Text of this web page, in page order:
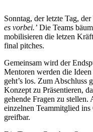
Sonntag, der letzte Tag,
es vorbei.’ Die Teams
mobilisieren die letzen
final pitches.
Gemeinsam wird der
Mentoren werden die
geht’s los. Zum Abschluss
Konzept zu Präsentieren,
gehende Fragen zu
einzelnen Teammitglied
greifbar.